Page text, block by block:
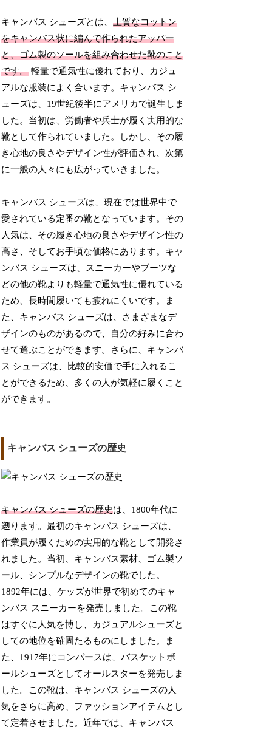
キャンバス シューズとは、上質なコットン
をキャンバス状に編んで作られたアッパー
と、ゴム製のソールを組み合わせた靴のこと
です。 軽量で通気性に優れており、カジュ
アルな服装によく合います。キャンバス シ
ューズは、19世紀後半にアメリカで誕生しま
した。当初は、労働者や兵士が履く実用的な
靴として作られていました。しかし、その履
き心地の良さやデザイン性が評価され、次第
に一般の人々にも広がっていきました。
キャンバス シューズは、現在では世界中で
愛されている定番の靴となっています。その
人気は、その履き心地の良さやデザイン性の
高さ、そしてお手頃な価格にあります。キャ
ンバス シューズは、スニーカーやブーツな
どの他の靴よりも軽量で通気性に優れている
ため、長時間履いても疲れにくいです。ま
た、キャンバス シューズは、さまざまなデ
ザインのものがあるので、自分の好みに合わ
せて選ぶことができます。さらに、キャンバ
ス シューズは、比較的安価で手に入れるこ
とができるため、多くの人が気軽に履くこと
ができます。
キャンバス シューズの歴史
キャンバス シューズの歴史は、1800年代に
遡ります。最初のキャンバス シューズは、
作業員が履くための実用的な靴として開発さ
れました。当初、キャンバス素材、ゴム製ソ
ール、シンプルなデザインの靴でした。
1892年には、ケッズが世界で初めてのキャ
ンバス スニーカーを発売しました。この靴
はすぐに人気を博し、カジュアルシューズと
しての地位を確固たるものにしました。ま
た、1917年にコンバースは、バスケットボ
ールシューズとしてオールスターを発売しま
した。この靴は、キャンバス シューズの人
気をさらに高め、ファッションアイテムとし
て定着させました。近年では、キャンバス